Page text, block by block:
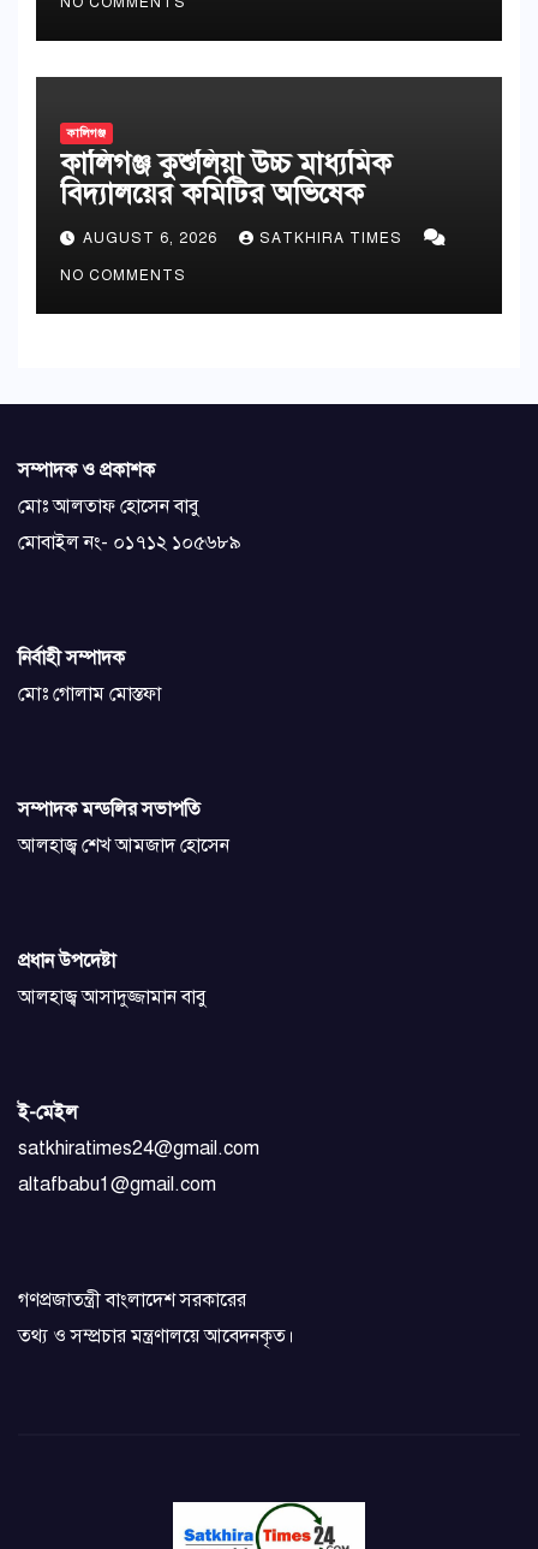
কালিগঞ্জ
কালিগঞ্জ কুশুলিয়া উচ্চ মাধ্যমিক
বিদ্যালয়ের কমিটির অভিষেক
AUGUST 6, 2026 SATKHIRA TIMES
NO COMMENTS
সম্পাদক ও প্রকাশক
মোঃ আলতাফ হোসেন বাবু
মোবাইল নং- ০১৭১২ ১০৫৬৮৯
নির্বাহী সম্পাদক
মোঃ গোলাম মোস্তফা
সম্পাদক মন্ডলির সভাপতি
আলহাজ্ব শেখ আমজাদ হোসেন
প্রধান উপদেষ্টা
আলহাজ্ব আসাদুজ্জামান বাবু
ই-মেইল
satkhiratimes24@gmail.com
altafbabu1@gmail.com
গণপ্রজাতন্ত্রী বাংলাদেশ সরকারের
তথ্য ও সম্প্রচার মন্ত্রণালয়ে আবেদনকৃত।